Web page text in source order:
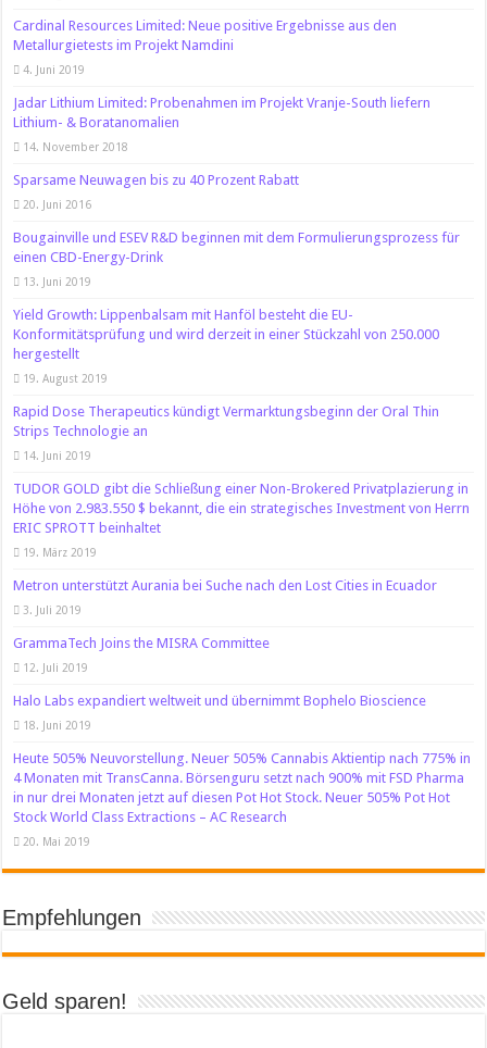
Cardinal Resources Limited: Neue positive Ergebnisse aus den
Metallurgietests im Projekt Namdini
4. Juni 2019
Jadar Lithium Limited: Probenahmen im Projekt Vranje-South liefern
Lithium- & Boratanomalien
14. November 2018
Sparsame Neuwagen bis zu 40 Prozent Rabatt
20. Juni 2016
Bougainville und ESEV R&D beginnen mit dem Formulierungsprozess für
einen CBD-Energy-Drink
13. Juni 2019
Yield Growth: Lippenbalsam mit Hanföl besteht die EU-
Konformitätsprüfung und wird derzeit in einer Stückzahl von 250.000
hergestellt
19. August 2019
Rapid Dose Therapeutics kündigt Vermarktungsbeginn der Oral Thin
Strips Technologie an
14. Juni 2019
TUDOR GOLD gibt die Schließung einer Non-Brokered Privatplazierung in
Höhe von 2.983.550 $ bekannt, die ein strategisches Investment von Herrn
ERIC SPROTT beinhaltet
19. März 2019
Metron unterstützt Aurania bei Suche nach den Lost Cities in Ecuador
3. Juli 2019
GrammaTech Joins the MISRA Committee
12. Juli 2019
Halo Labs expandiert weltweit und übernimmt Bophelo Bioscience
18. Juni 2019
Heute 505% Neuvorstellung. Neuer 505% Cannabis Aktientip nach 775% in
4 Monaten mit TransCanna. Börsenguru setzt nach 900% mit FSD Pharma
in nur drei Monaten jetzt auf diesen Pot Hot Stock. Neuer 505% Pot Hot
Stock World Class Extractions – AC Research
20. Mai 2019
Empfehlungen
Geld sparen!